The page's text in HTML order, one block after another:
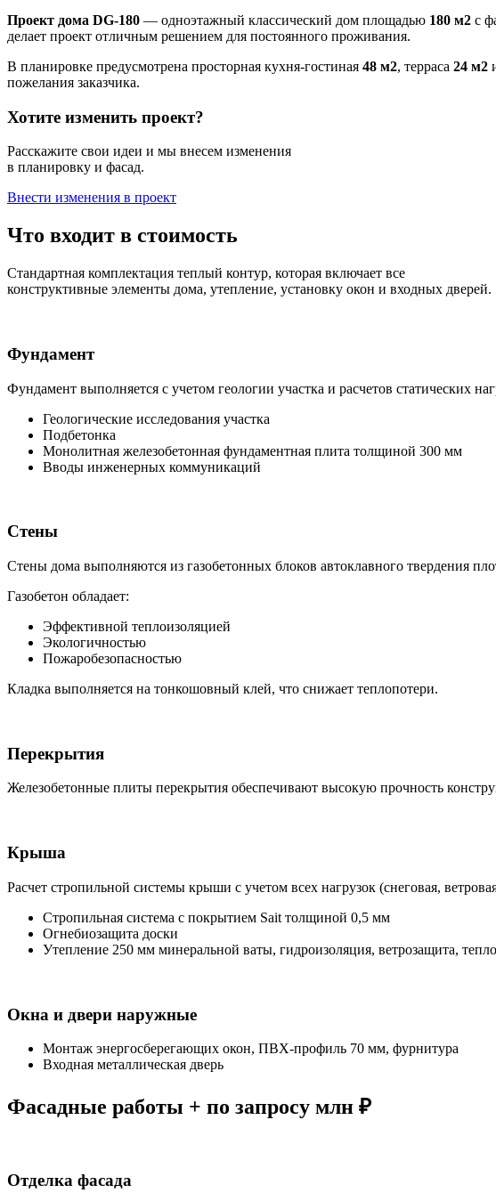
Проект дома DG-180 — одноэтажный классический дом площадью 180 м2 с
делает проект отличным решением для постоянного проживания.
В планировке предусмотрена просторная кухня-гостиная 48 м2, терраса 24 м2
пожелания заказчика.
Хотите изменить проект?
Расскажите свои идеи и мы внесем изменения
в планировку и фасад.
Внести изменения в проект
Что входит в стоимость
Стандартная комплектация теплый контур, которая включает все
конструктивные элементы дома, утепление, установку окон и входных дверей.
Фундамент
Фундамент выполняется с учетом геологии участка и расчетов статических
Геологические исследования участка
Подбетонка
Монолитная железобетонная фундаментная плита толщиной 300 мм
Вводы инженерных коммуникаций
Стены
Стены дома выполняются из газобетонных блоков автоклавного твердения
Газобетон обладает:
Эффективной теплоизоляцией
Экологичностью
Пожаробезопасностью
Кладка выполняется на тонкошовный клей, что снижает теплопотери.
Перекрытия
Железобетонные плиты перекрытия обеспечивают высокую прочность
Крыша
Расчет стропильной системы крыши с учетом всех нагрузок (снеговая,
Стропильная система с покрытием Sait толщиной 0,5 мм
Огнебиозащита доски
Утепление 250 мм минеральной ваты, гидроизоляция, ветрозащита,
Окна и двери наружные
Монтаж энергосберегающих окон, ПВХ-профиль 70 мм, фурнитура
Входная металлическая дверь
Фасадные работы + по запросу млн ₽
Отделка фасада